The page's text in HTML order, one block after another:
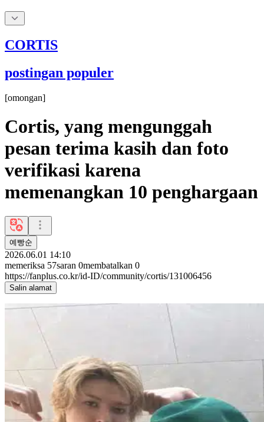
CORTIS
postingan populer
[omongan]
Cortis, yang mengunggah
pesan terima kasih dan foto
verifikasi karena
memenangkan 10 penghargaan
예빵순
2026.06.01 14:10
memeriksa 57saran 0membatalkan 0
https://fanplus.co.kr/id-ID/community/cortis/131006456
Salin alamat